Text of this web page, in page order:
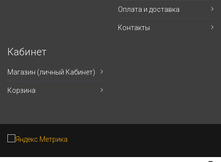
Оплата и доставка
Контакты
Кабинет
Магазин (личный Кабинет)
Корзина